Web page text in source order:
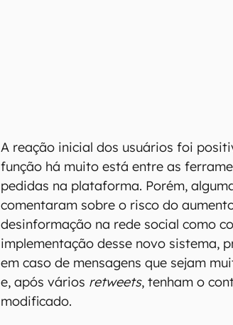
A reação inicial dos usuários foi
função há muito está entre as
pedidas na plataforma. Porém,
comentaram sobre o risco do
desinformação na rede social como
implementação desse novo sistema,
em caso de mensagens que sejam
e, após vários retweets, tenham o
modificado.